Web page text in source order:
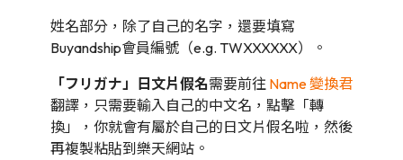
姓名部分，除了自己的名字，還要填寫
Buyandship會員編號（e.g. TWXXXXXX）。
「フリガナ」日文片假名需要前往 Name 變換君
翻譯，只需要輸入自己的中文名，點擊「轉
換」，你就會有屬於自己的日文片假名啦，然後
再複製粘貼到樂天網站。